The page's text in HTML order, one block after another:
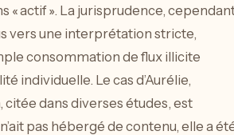
« actif ». La jurisprudence,
vers une interprétation stricte,
consommation de flux illicite
individuelle. Le cas d’Aurélie,
dans diverses études, est
pas hébergé de contenu, elle a